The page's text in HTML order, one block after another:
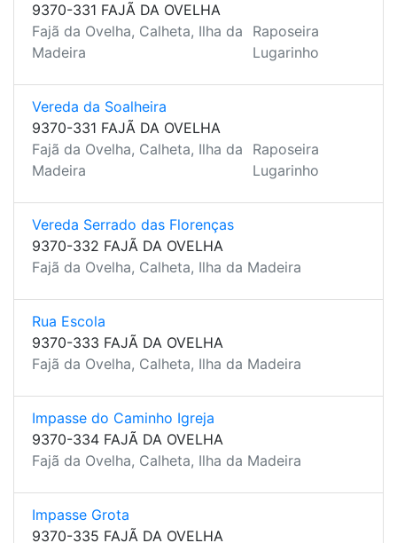
9370-331 FAJÃ DA OVELHA
Fajã da Ovelha, Calheta, Ilha da
Madeira
Raposeira
Lugarinho
Vereda da Soalheira
9370-331 FAJÃ DA OVELHA
Fajã da Ovelha, Calheta, Ilha da
Madeira
Raposeira
Lugarinho
Vereda Serrado das Florenças
9370-332 FAJÃ DA OVELHA
Fajã da Ovelha, Calheta, Ilha da Madeira
Rua Escola
9370-333 FAJÃ DA OVELHA
Fajã da Ovelha, Calheta, Ilha da Madeira
Impasse do Caminho Igreja
9370-334 FAJÃ DA OVELHA
Fajã da Ovelha, Calheta, Ilha da Madeira
Impasse Grota
9370-335 FAJÃ DA OVELHA